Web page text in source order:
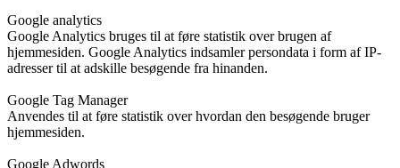
Google analytics
Google Analytics bruges til at føre statistik over brugen af
hjemmesiden. Google Analytics indsamler persondata i form af IP-
adresser til at adskille besøgende fra hinanden.
Google Tag Manager
Anvendes til at føre statistik over hvordan den besøgende bruger
hjemmesiden.
Google Adwords